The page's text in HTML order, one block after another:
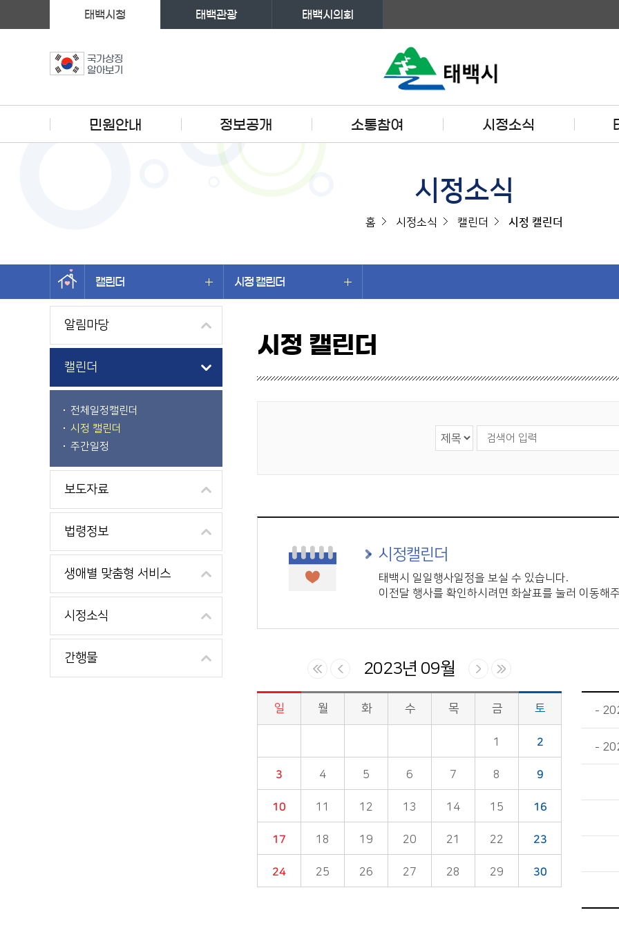
국가상징
알아보기
태백시청 태백관광 태백시의회
민원안내 정보공개 소통참여 시정소식
시정소식
홈 시정소식 캘린더 시정 캘린더
캘린더 시정 캘린더
왼쪽메뉴
알림마당
캘린더
전체일정캘린더
시정 캘린더
주간일정
보도자료
법령정보
생애별 맞춤형 서비스
시정소식
간행물
시정 캘린더
시정캘린더
태백시 일일행사일정을 보실 수 있습니다.
이전달 행사를 확인하시려면 화살표를 눌러 이동해
2023년 09월
시정소식>시정 캘린더 게시판의 (2023년 09월) 달력형태로 일정명, 일정내용을 제공합니다.
일 월 화 수 목 금 토
1 2
3 4 5 6 7 8 9
10 11 12 13 14 15 16
17 18 19 20 21 22 23
24 25 26 27 28 29 30